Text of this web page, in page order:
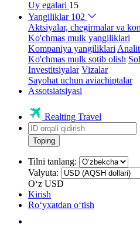
Uy egalari 15
Yangiliklar 102
Aktsiyalar, chegirmalar va
Ko'chmas mulk yangiliklari
Kompaniya yangiliklari
Ko'chmas mulk sotib olish
Investitsiyalar Vizalar
Sayohat uchun aviachiptalar
Assotsiatsiyasi
Realting Travel
Toping
Tilni tanlang:
Valyuta:
Oʻz USD
Kirish
Roʻyxatdan oʻtish